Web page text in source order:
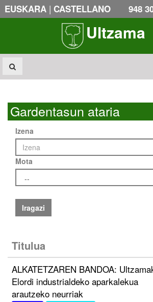
EUSKARA | CASTELLANO 948
Ultzama
Gardentasun ataria
Izena
Mota
Iragazi
Titulua
ALKATETZAREN BANDOA:
Elordi industrialdeko aparkalekua
arautzeko neurriak